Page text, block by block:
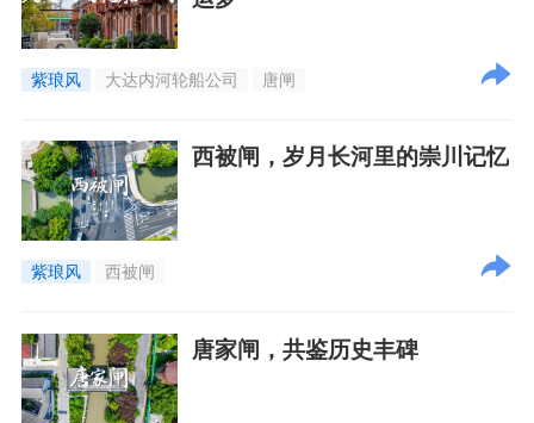
紫琅风 大达内河轮船公司 唐闸
西被闸，岁月长河里的崇川记忆
紫琅风 西被闸
唐家闸，共鉴历史丰碑